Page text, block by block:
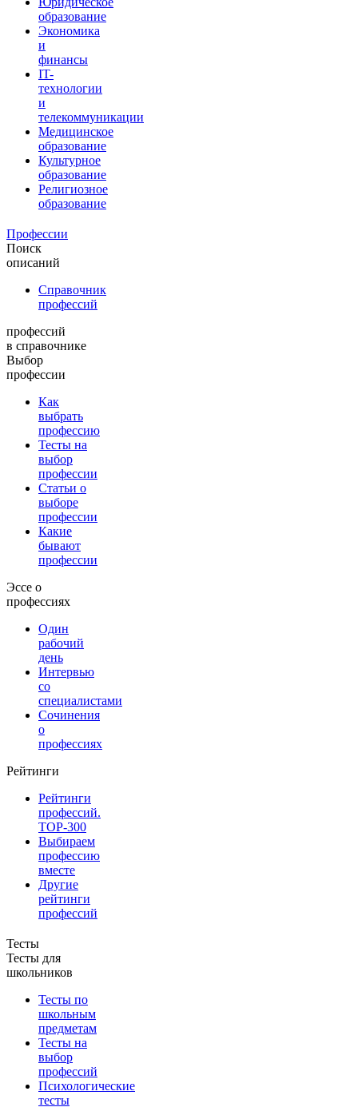
образование
Экономика
и
финансы
IT-
технологии
и
телекоммуникации
Медицинское
образование
Культурное
образование
Религиозное
образование
Профессии
Поиск
описаний
Справочник
профессий
профессий
в справочнике
Выбор
профессии
Как
выбрать
профессию
Тесты на
выбор
профессии
Статьи о
выборе
профессии
Какие
бывают
профессии
Эссе о
профессиях
Один
рабочий
день
Интервью
со
специалистами
Сочинения
о
профессиях
Рейтинги
Рейтинги
профессий.
TOP-300
Выбираем
профессию
вместе
Другие
рейтинги
профессий
Тесты
Тесты для
школьников
Тесты по
школьным
предметам
Тесты на
выбор
профессий
Психологические
тесты